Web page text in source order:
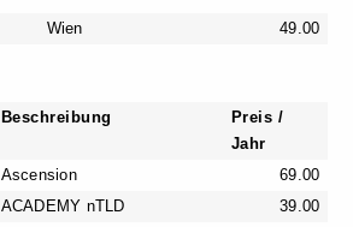
Wien 49.00
Beschreibung
Preis /
Jahr
Ascension
69.00
ACADEMY nTLD
39.00